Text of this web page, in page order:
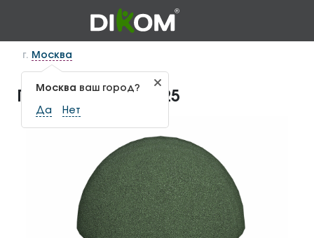
г. Москва
Москва ваш город?
Да Нет
Полусфера ГЕО-1.25